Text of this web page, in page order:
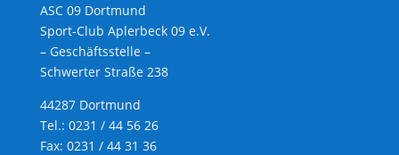
ASC 09 Dortmund
Sport-Club Aplerbeck 09 e.V.
– Geschäftsstelle –
Schwerter Straße 238
44287 Dortmund
Tel.: 0231 / 44 56 26
Fax: 0231 / 44 31 36